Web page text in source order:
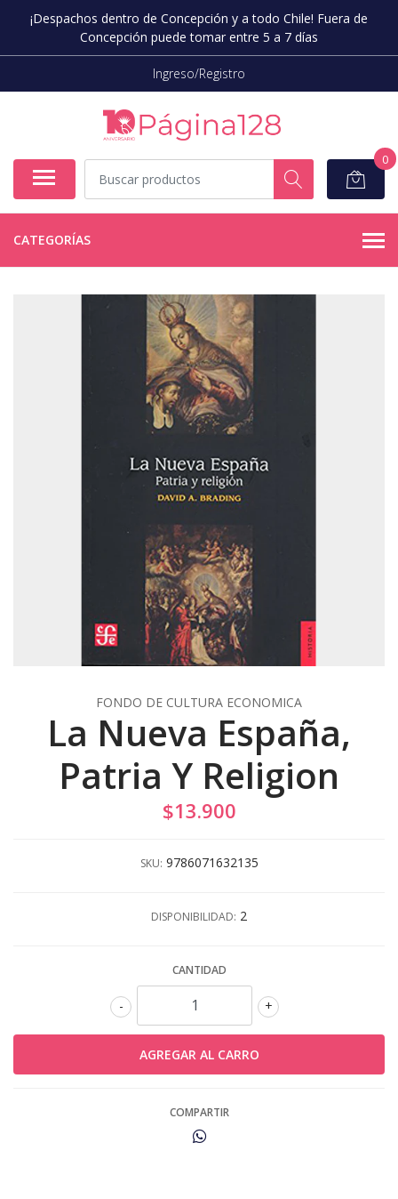
¡Despachos dentro de Concepción y a todo Chile! Fuera de
Concepción puede tomar entre 5 a 7 días
Ingreso/Registro
0
CATEGORÍAS
FONDO DE CULTURA ECONOMICA
La Nueva España,
Patria Y Religion
$13.900
SKU: 9786071632135
DISPONIBILIDAD: 2
CANTIDAD
+
-
COMPARTIR